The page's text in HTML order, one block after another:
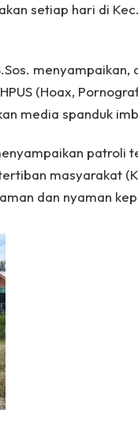
setiap hari di
(Hoax,
media spanduk
patroli
masyarakat
dan nyaman